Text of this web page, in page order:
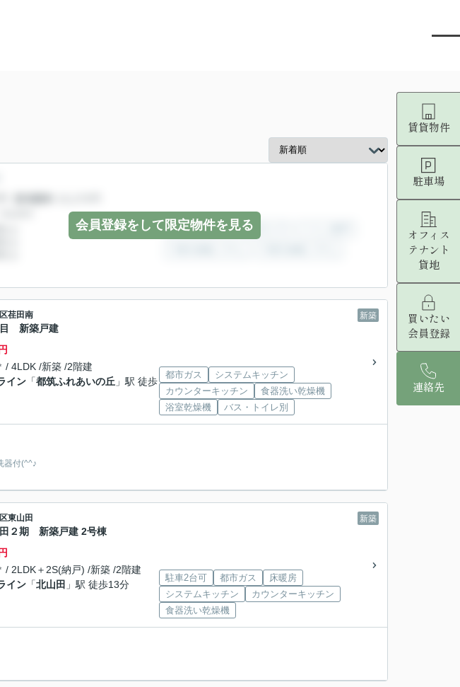
賃貸物件
駐車場
オフィス
テナント
貸地
買いたい
会員登録
連絡先
会員登録をして限定物件を見る
新築
荏田南
新築戸建
/ 4LDK /新築 /2階建
イン 「都筑ふれあいの丘 」駅 徒歩
都市ガス
システムキッチン
カウンターキッチン
食器洗い乾燥機
浴室乾燥機
バス・トイレ別
器付(^^♪
新築
東山田
２期 新築戸建 2号棟
/ 2LDK＋2S(納戸) /新築 /2階建
イン 「北山田 」駅 徒歩13分
駐車2台可 都市ガス
床暖房
システムキッチン
カウンターキッチン
食器洗い乾燥機